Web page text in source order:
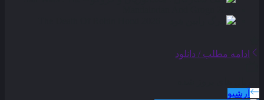
ادامه مطلب / دانلود
آرشیو